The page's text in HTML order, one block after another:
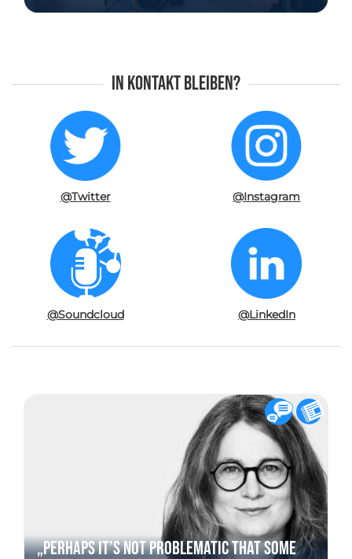
In Kontakt bleiben?
@Twitter @Instagram
@Soundcloud @LinkedIn
„Perhaps it’s not problematic that some